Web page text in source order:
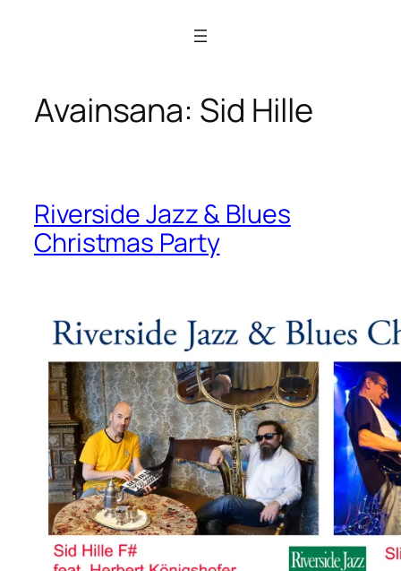
Avainsana: Sid Hille
Riverside Jazz & Blues
Christmas Party